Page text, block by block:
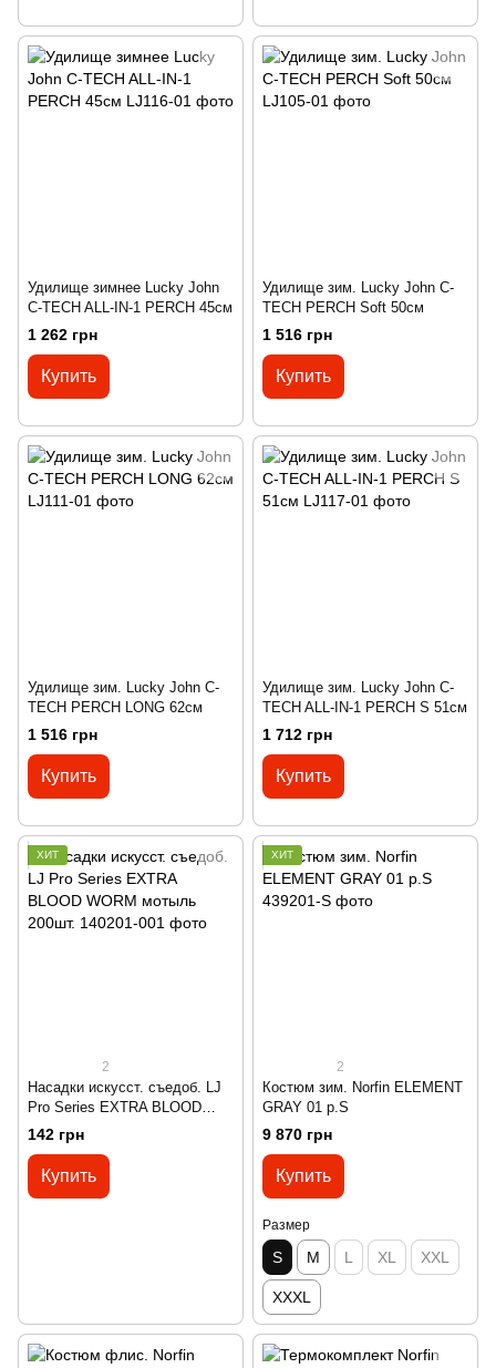
Удилище зимнее Lucky John
C-TECH ALL-IN-1 PERCH 45см
1 262 грн
Купить
Удилище зим. Lucky John C-
TECH PERCH Soft 50см
1 516 грн
Купить
Удилище зим. Lucky John C-
TECH PERCH LONG 62см
1 516 грн
Купить
Удилище зим. Lucky John C-
TECH ALL-IN-1 PERCH S 51см
1 712 грн
Купить
ХИТ
2
Насадки искусст. съедоб. LJ
Pro Series EXTRA BLOOD
WORM мотыль 200шт.
142 грн
Купить
ХИТ
2
Костюм зим. Norfin ELEMENT
GRAY 01 р.S
9 870 грн
Купить
Размер
S M L XL XXL
XXXL